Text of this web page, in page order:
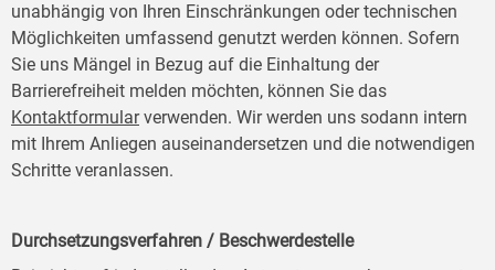
unabhängig von Ihren Einschränkungen oder technischen
Möglichkeiten umfassend genutzt werden können. Sofern
Sie uns Mängel in Bezug auf die Einhaltung der
Barrierefreiheit melden möchten, können Sie das
Kontaktformularverwenden. Wir werden uns sodann intern
mit Ihrem Anliegen auseinandersetzen und die notwendigen
Schritte veranlassen.
Durchsetzungsverfahren / Beschwerdestelle